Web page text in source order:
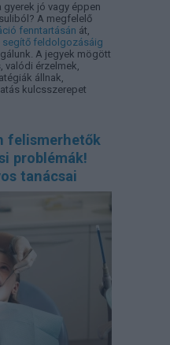
gyerek jó vagy éppen
A megfelelő
fenntartásán át,
segítő feldolgozásáig
A jegyek mögött
valódi érzelmek,
állnak,
kulcsszerepet
felismerhetők
problémák!
tanácsai